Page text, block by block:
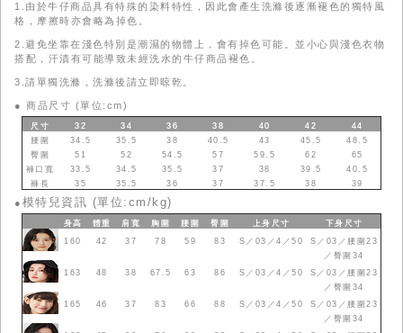
1.由於牛仔商品具有特殊的染料特性，因此會產生洗滌後逐漸褪色的獨特風
格，摩擦時亦會略為掉色。
2.避免坐靠在淺色特別是潮濕的物體上，會有掉色可能。並小心與淺色衣物
搭配，汗漬有可能導致未經洗水的牛仔商品褪色。
3.請單獨洗滌，洗滌後請立即晾乾。
● 商品尺寸 (單位:cm)
尺寸 32 34 36 38 40 42
44
腰圍
34.5 35.5 38 40.5 43 45.5
48.5
臀圍
51 52 54.5 57 59.5 62
65
褲口寬
33.5 34.5 35.5 37 38 39.5
40.5
褲長
35 35.5 36 37 37.5 38 39
● 模特兒資訊 (單位:cm/kg)
身高 體重 肩寬 胸圍 腰圍 臀圍 上身 尺寸 下身 尺寸
160
42 37 78 59 83 S／03／4／50
S／03／腰圍23
／臀圍34
163
48 38 67.5 63 86 S／03／4／50
S／03／腰圍23
／臀圍34
165
46 37 83 66 88 S／03／4／50
S／03／腰圍23
／臀圍34